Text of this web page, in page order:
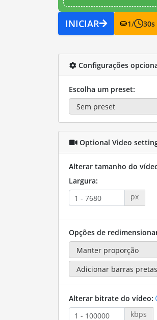
INICIAR 1/ 30s
Configurações
Escolha um preset:
Optional Video
Alterar tamanho do
Largura:
px
Opções de
Alterar bitrate do vídeo:
kbps